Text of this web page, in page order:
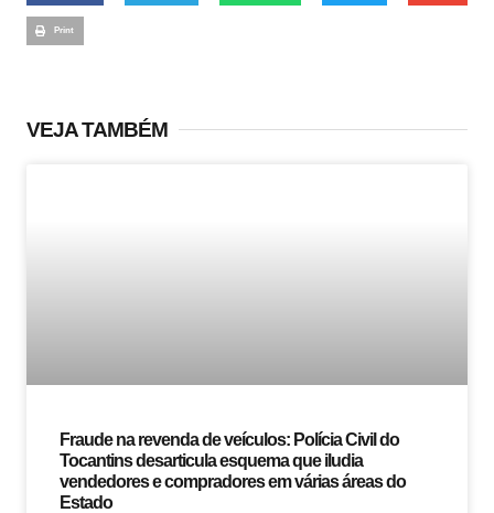
Print
VEJA TAMBÉM
Fraude na revenda de veículos: Polícia Civil do
Tocantins desarticula esquema que iludia
vendedores e compradores em várias áreas do
Estado